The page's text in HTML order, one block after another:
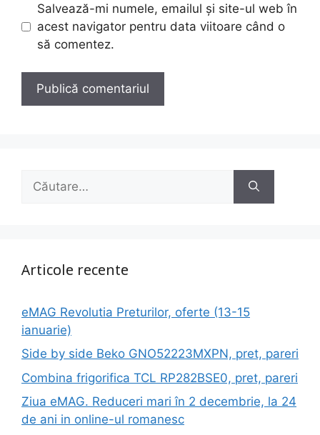
Salvează-mi numele, emailul și site-ul web în
acest navigator pentru data viitoare când o
să comentez.
după:
Articole recente
eMAG Revolutia Preturilor, oferte (13-15
ianuarie)
Side by side Beko GNO52223MXPN, pret, pareri
Combina frigorifica TCL RP282BSE0, pret, pareri
Ziua eMAG. Reduceri mari în 2 decembrie, la 24
de ani in online-ul romanesc